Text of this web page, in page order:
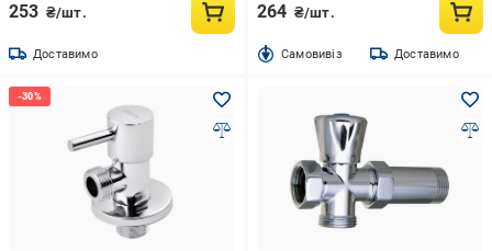
253 ₴/шт.
Доставимо
264 ₴/шт.
Cамовивіз Доставимо